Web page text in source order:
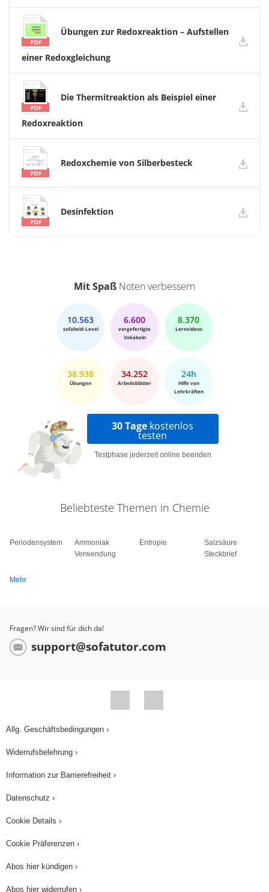
Übungen zur Redoxreaktion – Aufstellen
einer Redoxgleichung
Die Thermitreaktion als Beispiel einer
Redoxreaktion
Redoxchemie von Silberbesteck
Desinfektion
Mit Spaß Noten verbessern
10.563
sofaheld-Level
6.600
vorgefertigte
Vokabeln
8.370
Lernvideos
38.938
Übungen
34.252
Arbeitsblätter
24h
Hilfe von
Lehrkräften
30 Tage kostenlos
testen
Testphase jederzeit online beenden
Beliebteste Themen in Chemie
Periodensystem
Ammoniak
Verwendung
Entropie
Salzsäure
Steckbrief
Mehr
Fragen? Wir sind für dich da!
support@sofatutor.com
Allg. Geschäftsbedingungen ›
Widerrufsbelehrung ›
Information zur Barrierefreiheit ›
Datenschutz ›
Cookie Details ›
Cookie Präferenzen ›
Abos hier kündigen ›
Abos hier widerrufen ›